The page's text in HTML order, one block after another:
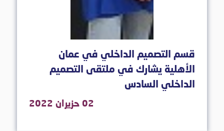
قسم التصميم الداخلي في عمان
الأهلية يشارك في ملتقى التصميم
الداخلي السادس
02 حزيران 2022